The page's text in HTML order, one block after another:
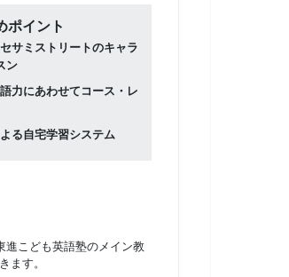
ポイント
サミストリートのキャラ
ン
力にあわせてコース・レ
る自宅学習システム
進こども英語塾のメイン教
ます。